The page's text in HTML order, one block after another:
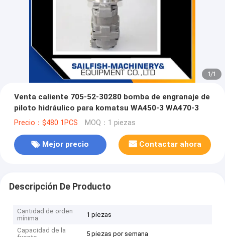
1/1
Venta caliente 705-52-30280 bomba de engranaje de
piloto hidráulico para komatsu WA450-3 WA470-3
Precio：$480 1PCS MOQ：1 piezas
Mejor precio Contactar ahora
Descripción De Producto
Cantidad de orden
mínima
1 piezas
Capacidad de la
5 piezas por semana